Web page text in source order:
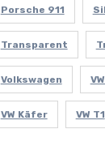
Porsche 911
Transparent
Volkswagen
VW Käfer VW T1